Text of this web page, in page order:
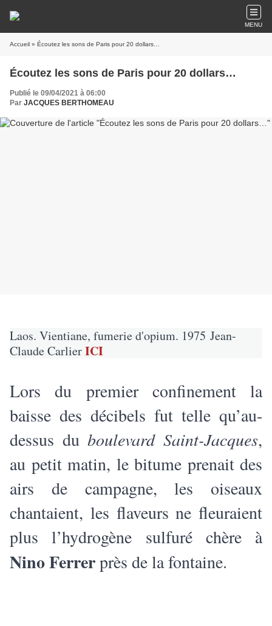
MENU
Accueil » Écoutez les sons de Paris pour 20 dollars…
Écoutez les sons de Paris pour 20 dollars…
Publié le 09/04/2021 à 06:00
Par JACQUES BERTHOMEAU
Laos. Vientiane, fumerie d'opium. 1975 Jean-
Claude CarlierICI
Lors du premier confinement la
baisse des décibels fut telle qu’au-
dessus duboulevard Saint-Jacques,
au petit matin, le bitume prenait des
airs de campagne, les oiseaux
chantaient, les flaveurs ne fleuraient
plus l’hydrogène sulfuré chère à
Nino Ferrerprès de la fontaine.